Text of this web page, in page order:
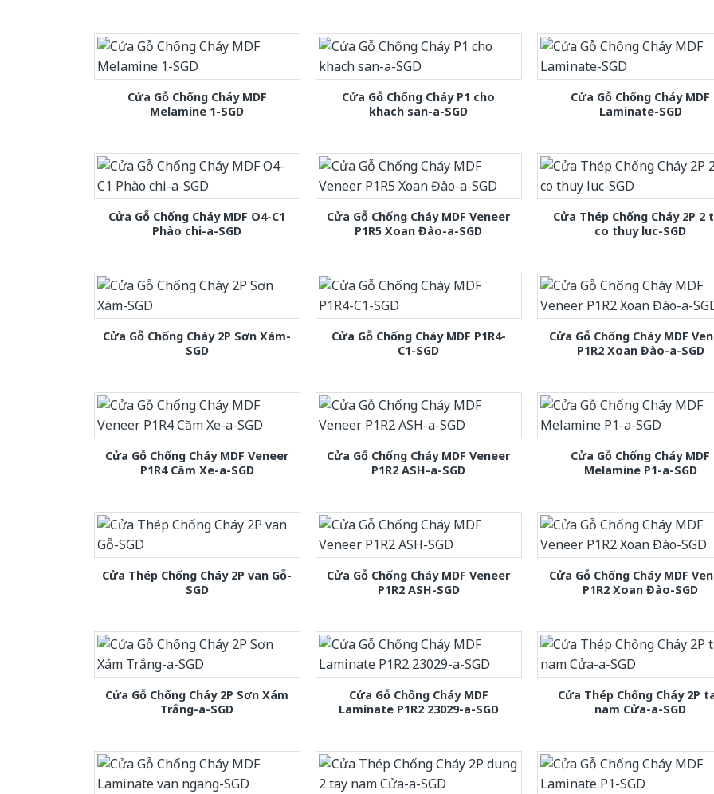
Cửa Gỗ Chống Cháy MDF
Melamine 1-SGD
Cửa Gỗ Chống Cháy P1 cho
khach san-a-SGD
Cửa Gỗ Chống Cháy MDF
Laminate-SGD
Cửa Gỗ Chống Cháy MDF O4-C1
Phào chi-a-SGD
Cửa Gỗ Chống Cháy MDF Veneer
P1R5 Xoan Đào-a-SGD
Cửa Thép Chống Cháy 2P 2
co thuy luc-SGD
Cửa Gỗ Chống Cháy 2P Sơn Xám-
SGD
Cửa Gỗ Chống Cháy MDF P1R4-
C1-SGD
Cửa Gỗ Chống Cháy MDF
P1R2 Xoan Đào-a-SGD
Cửa Gỗ Chống Cháy MDF Veneer
P1R4 Căm Xe-a-SGD
Cửa Gỗ Chống Cháy MDF Veneer
P1R2 ASH-a-SGD
Cửa Gỗ Chống Cháy MDF
Melamine P1-a-SGD
Cửa Thép Chống Cháy 2P van Gỗ-
SGD
Cửa Gỗ Chống Cháy MDF Veneer
P1R2 ASH-SGD
Cửa Gỗ Chống Cháy MDF
P1R2 Xoan Đào-SGD
Cửa Gỗ Chống Cháy 2P Sơn Xám
Trắng-a-SGD
Cửa Gỗ Chống Cháy MDF
Laminate P1R2 23029-a-SGD
Cửa Thép Chống Cháy 2P
nam Cửa-a-SGD